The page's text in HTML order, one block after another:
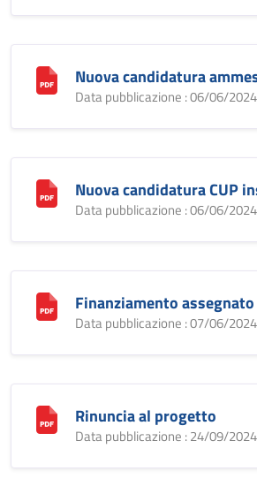
Nuova candidatura
Data pubblicazione : 06/06/
Nuova candidatura CUP
Data pubblicazione : 06/06/
Finanziamento
Data pubblicazione : 07/06/
Rinuncia al progetto
Data pubblicazione : 24/09/